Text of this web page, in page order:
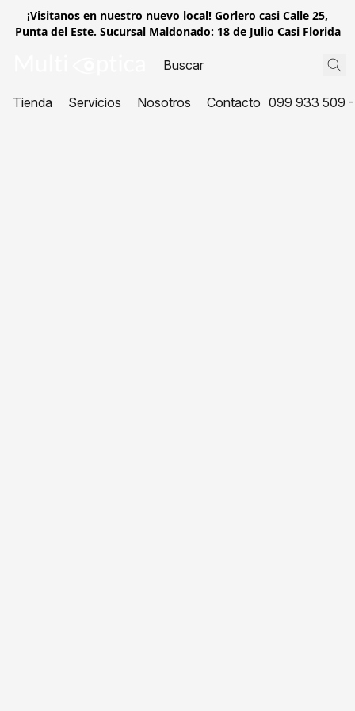
¡Visitanos en nuestro nuevo local! Gorlero casi Calle 25,
Punta del Este. Sucursal Maldonado: 18 de Julio Casi Florida
Tienda Servicios Nosotros Contacto 099 933 509